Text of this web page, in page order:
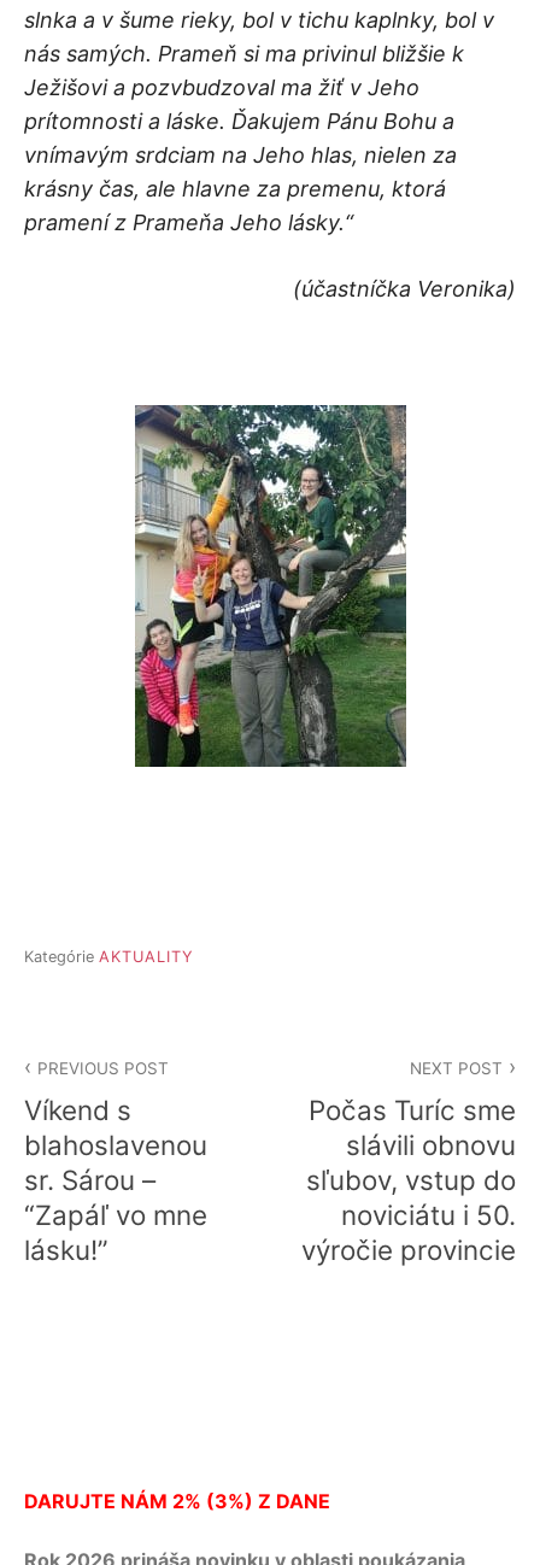
slnka a v šume rieky, bol v tichu kaplnky, bol v
nás samých. Prameň si ma privinul bližšie k
Ježišovi a pozvbudzoval ma žiť v Jeho
prítomnosti a láske. Ďakujem Pánu Bohu a
vnímavým srdciam na Jeho hlas, nielen za
krásny čas, ale hlavne za premenu, ktorá
pramení z Prameňa Jeho lásky.“
(účastníčka Veronika)
Kategórie AKTUALITY
v
článku
PREVIOUS POST
Víkend s
blahoslavenou
sr. Sárou –
“Zapáľ vo mne
lásku!”
NEXT POST
Počas Turíc sme
slávili obnovu
sľubov, vstup do
noviciátu i 50.
výročie provincie
DARUJTE NÁM 2% (3%) Z DANE